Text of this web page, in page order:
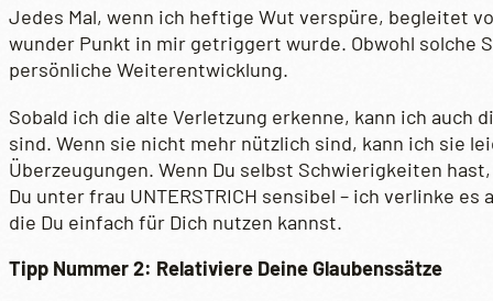
Jedes Mal, wenn ich heftige Wut verspüre, begleitet
wunder Punkt in mir getriggert wurde. Obwohl solche
persönliche Weiterentwicklung.
Sobald ich die alte Verletzung erkenne, kann ich
sind. Wenn sie nicht mehr nützlich sind, kann ich sie
Überzeugungen. Wenn Du selbst Schwierigkeiten
Du unter frau UNTERSTRICH sensibel – ich verlinke
die Du einfach für Dich nutzen kannst.
Tipp Nummer 2: Relativiere Deine Glaubenssätze